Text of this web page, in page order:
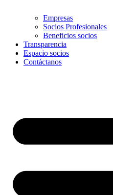
Empresas
Socios Profesionales
Beneficios socios
Transparencia
Espacio socios
Contáctanos